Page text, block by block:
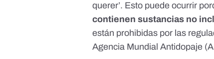
querer’. Esto puede ocurrir
contienen sustancias no
están prohibidas por las
Agencia Mundial Antidopaje